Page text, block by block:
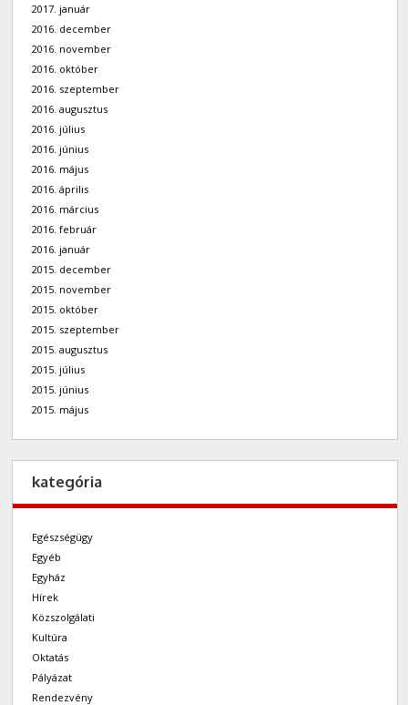
2017. január
2016. december
2016. november
2016. október
2016. szeptember
2016. augusztus
2016. július
2016. június
2016. május
2016. április
2016. március
2016. február
2016. január
2015. december
2015. november
2015. október
2015. szeptember
2015. augusztus
2015. július
2015. június
2015. május
kategória
Egészségügy
Egyéb
Egyház
Hírek
Közszolgálati
Kultúra
Oktatás
Pályázat
Rendezvény